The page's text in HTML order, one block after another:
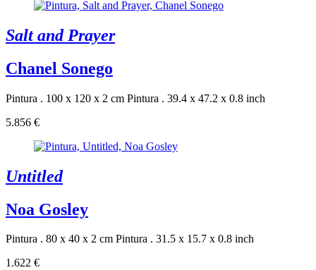
Salt and Prayer
Chanel Sonego
Pintura . 100 x 120 x 2 cm Pintura . 39.4 x 47.2 x 0.8 inch
5.856 €
Untitled
Noa Gosley
Pintura . 80 x 40 x 2 cm Pintura . 31.5 x 15.7 x 0.8 inch
1.622 €